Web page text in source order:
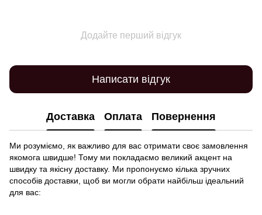
Додайте перший відгук
Написати відгук
Доставка Оплата Повернення
Ми розуміємо, як важливо для вас отримати своє замовлення
якомога швидше! Тому ми покладаємо великий акцент на
швидку та якісну доставку. Ми пропонуємо кілька зручних
способів доставки, щоб ви могли обрати найбільш ідеальний
для вас: